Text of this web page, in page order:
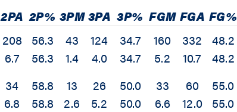
2PA 2P% 3PM 3PA 3P% FGM FGA FG%
208
6.7
56.3
56.3
43
1.4
124
4.0
34.7
34.7
160
5.2
332
10.7
48.2
48.2
34
6.8
58.8
58.8
13
2.6
26
5.2
50.0
50.0
33
6.6
60
12.0
55.0
55.0